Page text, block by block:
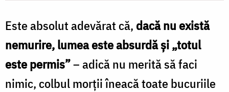
/
Foto:
Constantin
Comici
Este absolut adevărat că, dacă nu există
nemurire, lumea este absurdă și „totul
este permis”– adică nu merită să faci
nimic, colbul morții îneacă toate bucuriile